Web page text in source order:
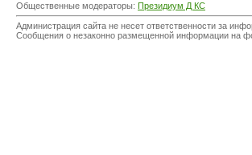
Общественные модераторы: Президиум Д КС
Администрация сайта не несет ответственности за
Сообщения о незаконно размещенной информации на